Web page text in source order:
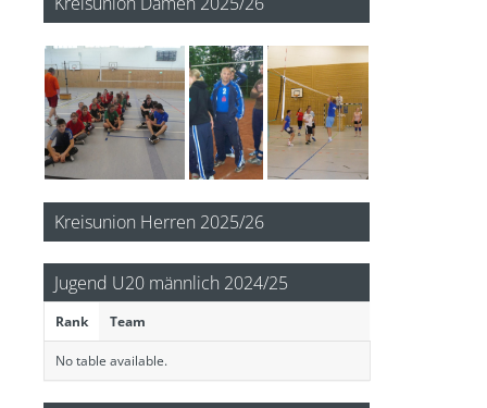
Kreisunion Herren 2025/26
Jugend U20 männlich 2024/25
Rank Team
No table available.